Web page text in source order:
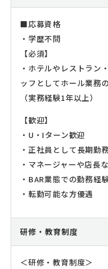
■応募資格
・学歴不問
【必須】
・ホテルやレストラン
ッフとしてホール業務
（実務経験1年以上）
【歓迎】
・U・Iターン歓迎
・正社員として長期勤
・マネージャーや店長
・BAR業態での勤務経
・転勤可能な方優遇
研修・教育制度
＜研修・教育制度＞